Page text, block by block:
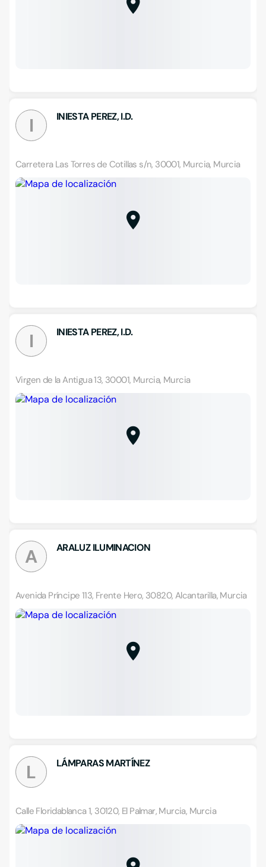
I INIESTA PEREZ, I.D.
Carretera Las Torres de Cotillas s/n, 30001, Murcia, Murcia
I INIESTA PEREZ, I.D.
Virgen de la Antigua 13, 30001, Murcia, Murcia
A ARALUZ ILUMINACION
Avenida Príncipe 113, Frente Hero, 30820, Alcantarilla, Murcia
L LÁMPARAS MARTÍNEZ
Calle Floridablanca 1, 30120, El Palmar, Murcia, Murcia